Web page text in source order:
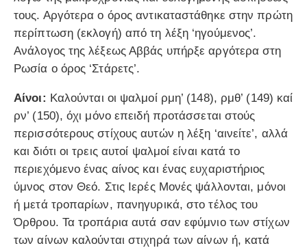
τους. Αργότερα ο όρος αντικαταστάθηκε στην πρώτη
περίπτωση (εκλογή) από τη λέξη ‘ηγούμενος’.
Ανάλογος της λέξεως Αββάς υπήρξε αργότερα στη
Ρωσία ο όρος ‘Στάρετς’.
Αίνοι: Καλούνται οι ψαλμοί ρμη’ (148), ρμθ’ (149) καί
ρν’ (150), όχι μόνο επειδή προτάσσεται στούς
περισσότερους στίχους αυτών η λέξη ‘αινείτε’, αλλά
και διότι οι τρεις αυτοί ψαλμοί είναι κατά το
περιεχόμενο ένας αίνος και ένας ευχαριστήριος
ύμνος στον Θεό. Στις Ιερές Μονές ψάλλονται, μόνοι
ή μετά τροπαρίων, πανηγυρικά, στο τέλος του
Όρθρου. Τα τροπάρια αυτά σαν εφύμνιο των στίχων
των αίνων καλούνται στιχηρά των αίνων ή, κατά